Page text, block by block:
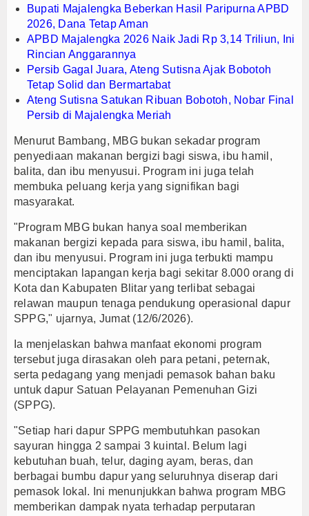
Bupati Majalengka Beberkan Hasil Paripurna APBD
2026, Dana Tetap Aman
APBD Majalengka 2026 Naik Jadi Rp 3,14 Triliun, Ini
Rincian Anggarannya
Persib Gagal Juara, Ateng Sutisna Ajak Bobotoh
Tetap Solid dan Bermartabat
Ateng Sutisna Satukan Ribuan Bobotoh, Nobar Final
Persib di Majalengka Meriah
Menurut Bambang, MBG bukan sekadar program
penyediaan makanan bergizi bagi siswa, ibu hamil,
balita, dan ibu menyusui. Program ini juga telah
membuka peluang kerja yang signifikan bagi
masyarakat.
"Program MBG bukan hanya soal memberikan
makanan bergizi kepada para siswa, ibu hamil, balita,
dan ibu menyusui. Program ini juga terbukti mampu
menciptakan lapangan kerja bagi sekitar 8.000 orang di
Kota dan Kabupaten Blitar yang terlibat sebagai
relawan maupun tenaga pendukung operasional dapur
SPPG," ujarnya, Jumat (12/6/2026).
Ia menjelaskan bahwa manfaat ekonomi program
tersebut juga dirasakan oleh para petani, peternak,
serta pedagang yang menjadi pemasok bahan baku
untuk dapur Satuan Pelayanan Pemenuhan Gizi
(SPPG).
"Setiap hari dapur SPPG membutuhkan pasokan
sayuran hingga 2 sampai 3 kuintal. Belum lagi
kebutuhan buah, telur, daging ayam, beras, dan
berbagai bumbu dapur yang seluruhnya diserap dari
pemasok lokal. Ini menunjukkan bahwa program MBG
memberikan dampak nyata terhadap perputaran